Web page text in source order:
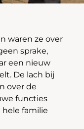
waren ze over
sprake,
een nieuw
De lach bij
over de
functies
familie